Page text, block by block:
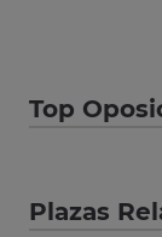
Top
Plazas